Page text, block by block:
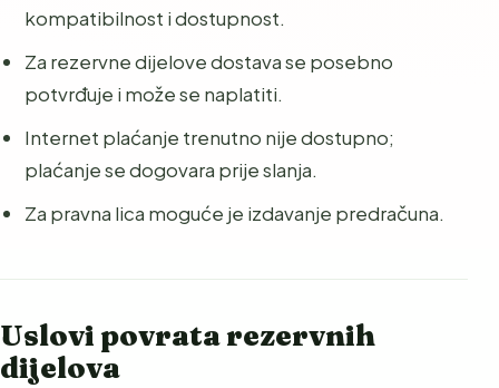
kompatibilnost i dostupnost.
Za rezervne dijelove dostava se posebno
potvrđuje i može se naplatiti.
Internet plaćanje trenutno nije dostupno;
plaćanje se dogovara prije slanja.
Za pravna lica moguće je izdavanje predračuna.
Uslovi povrata rezervnih
dijelova